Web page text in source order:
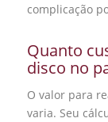
complicação
Quanto
disco no
O valor para
varia. Seu